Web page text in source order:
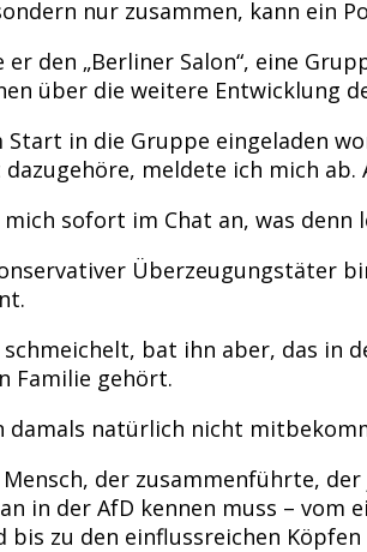
nur zusammen, kann ein
er den „Berliner Salon“, eine
über die weitere Entwicklung
in die Gruppe eingeladen
meldete ich mich
mich sofort im Chat an, was
Überzeugungstäter
schmeichelt, bat ihn aber, das
Familie gehört.
damals natürlich nicht
Mensch, der zusammenführte,
in der AfD kennen muss –
zu den einflussreichen